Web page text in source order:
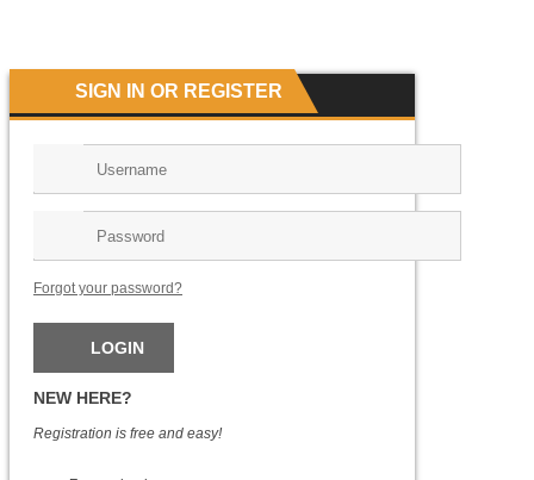
SIGN IN OR REGISTER
Forgot your password?
NEW HERE?
Registration is free and easy!